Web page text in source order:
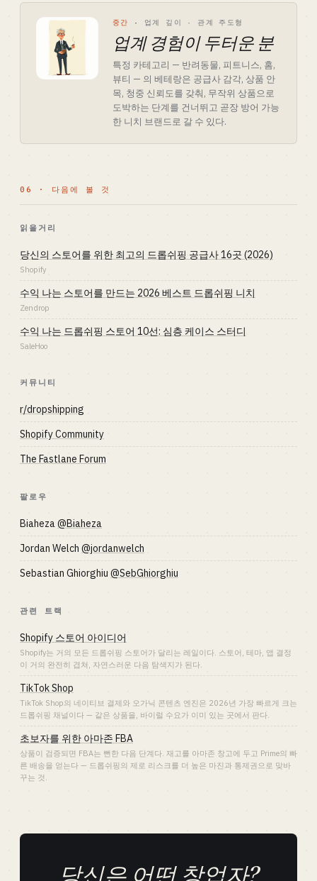
중간 · 업계 깊이 · 관계 주도형
업계 경험이 두터운 분
특정 카테고리 — 반려동물, 피트니스, 홈,
뷰티 — 의 베테랑은 공급사 감각, 상품 안
목, 청중 신뢰도를 갖춰, 무작위 상품으로
도박하는 단계를 건너뛰고 곧장 방어 가능
한 니치 브랜드로 갈 수 있다.
06 · 다음에 볼 것
읽을거리
당신의 스토어를 위한 최고의 드롭쉬핑 공급사 16곳 (2026)
Shopify
수익 나는 스토어를 만드는 2026 베스트 드롭쉬핑 니치
Zendrop
수익 나는 드롭쉬핑 스토어 10선: 심층 케이스 스터디
SaleHoo
커뮤니티
r/dropshipping
Shopify Community
The Fastlane Forum
팔로우
Biaheza@Biaheza
Jordan Welch @jordanwelch
Sebastian Ghiorghiu @SebGhiorghiu
관련 트랙
Shopify 스토어 아이디어
Shopify는 거의 모든 드롭쉬핑 스토어가 달리는 레일이다. 스토어, 테마, 앱 결정
이 거의 완전히 겹쳐, 자연스러운 다음 탐색지가 된다.
TikTok Shop
TikTok Shop의 네이티브 결제와 오가닉 콘텐츠 엔진은 2026년 가장 빠르게 크는
드롭쉬핑 채널이다 — 같은 상품을, 바이럴 수요가 이미 있는 곳에서 판다.
초보자를 위한 아마존 FBA
상품이 검증되면 FBA는 뻔한 다음 단계다. 재고를 아마존 창고에 두고 Prime의 빠
른 배송을 얻는다 — 드롭쉬핑의 제로 리스크를 더 높은 마진과 통제권으로 맞바
꾸는 것.
당신은 어떤 창업자?